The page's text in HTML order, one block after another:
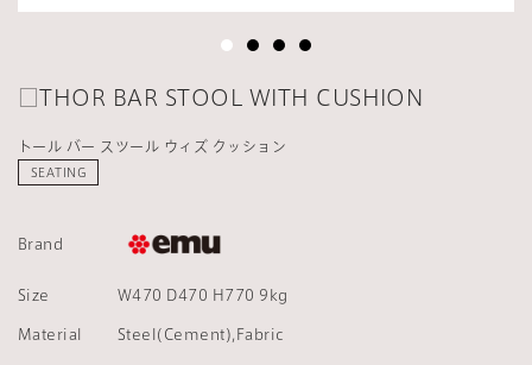
□THOR BAR STOOL WITH CUSHION
トール バー スツール ウィズ クッション
SEATING
Brand
Size W470 D470 H770 9kg
Material Steel(Cement),Fabric